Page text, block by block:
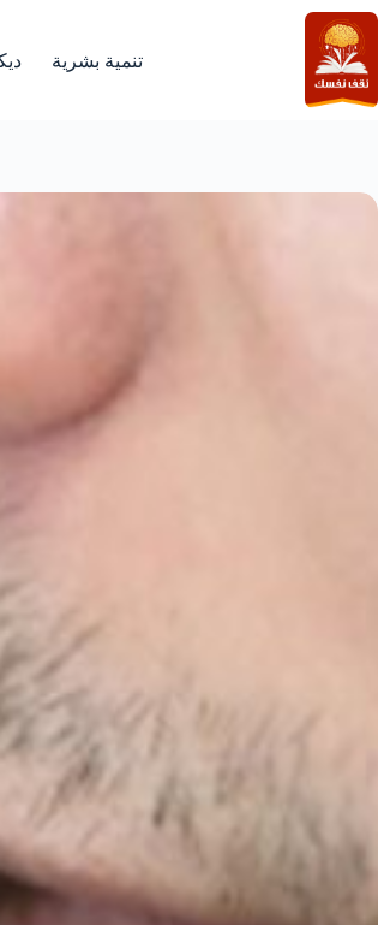
التجاوز
إلى
المحتوى
تنمية بشرية